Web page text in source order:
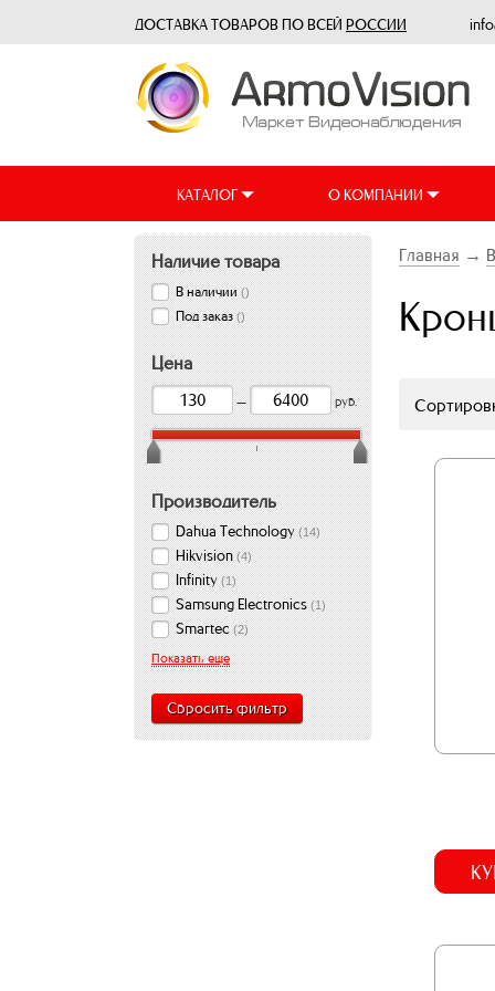
ДОСТАВКА ТОВАРОВ ПО ВСЕЙ РОССИИ
КАТАЛОГ О КОМПАНИИ
Наличие товара
В наличии()
Под заказ()
Цена
— руб.
Производитель
Dahua Technology(14)
Hikvision(4)
Infinity(1)
Samsung Electronics(1)
Smartec(2)
Показать еще
Сбросить фильтр
Главная →